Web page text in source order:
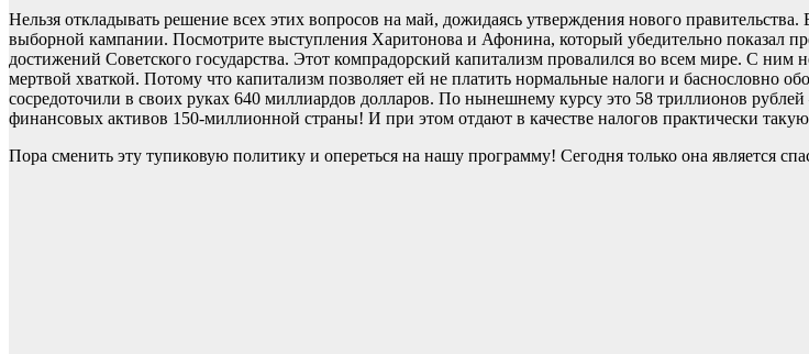
Нельзя откладывать решение всех этих вопросов на май, дожидаясь утверждения нового
выборной кампании. Посмотрите выступления Харитонова и Афонина, который убедительно показал
достижений Советского государства. Этот компрадорский капитализм провалился во всем мире. С ним
мертвой хваткой. Потому что капитализм позволяет ей не платить нормальные налоги и баснословно
сосредоточили в своих руках 640 миллиардов долларов. По нынешнему курсу это 58 триллионов
финансовых активов 150-миллионной страны! И при этом отдают в качестве налогов практически
Пора сменить эту тупиковую политику и опереться на нашу программу! Сегодня только она является